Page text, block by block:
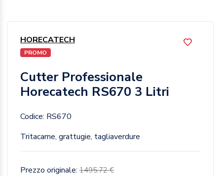
HORECATECH
PROMO
Cutter Professionale
Horecatech RS670 3 Litri
Codice: RS670
Tritacarne, grattugie, tagliaverdure
Prezzo originale: 1495.72 €